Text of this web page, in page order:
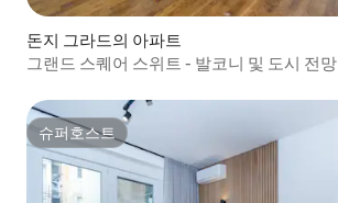
돈지 그라드의 아파트
그랜드 스퀘어 스위트 - 발코니 및 도시 전망
슈퍼호스트
슈퍼호스트